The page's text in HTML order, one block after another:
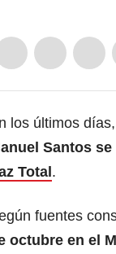
los últimos días,
Santos
Total .
fuentes
octubre en el